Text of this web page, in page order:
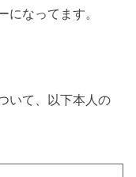
になってます。
いて、以下本人の